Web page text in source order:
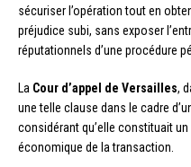
sécuriser l’opération tout en
préjudice subi, sans exposer
réputationnels d’une procédure
La Cour d’appel de Versailles,
une telle clause dans le cadre
considérant qu’elle constituait
économique de la transaction.